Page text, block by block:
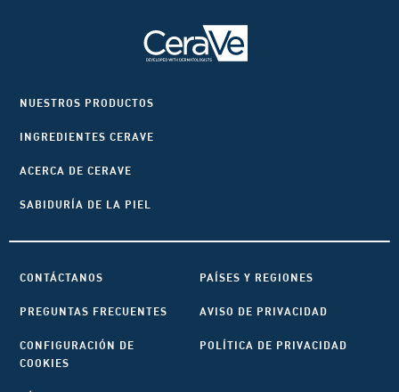
NUESTROS PRODUCTOS
INGREDIENTES CERAVE
ACERCA DE CERAVE
SABIDURÍA DE LA PIEL
CONTÁCTANOS PAÍSES Y REGIONES
PREGUNTAS FRECUENTES AVISO DE PRIVACIDAD
CONFIGURACIÓN DE
COOKIES
POLÍTICA DE PRIVACIDAD